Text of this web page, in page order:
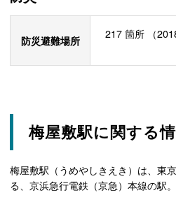
防災避難場所 217 箇所
（
梅屋敷駅に関する
梅屋敷駅（うめやしきえき）は、東
る、京浜急行電鉄（京急）本線の駅